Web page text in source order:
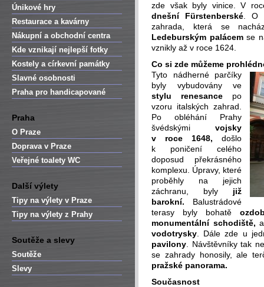
Únikové hry
Restaurace a kavárny
Nákupní a obchodní centra
Kde vznikají nejlepší fotky
Kostely a církevní památky
Slavné osobnosti
Praha pro handicapované
Praha
O Praze
Doprava v Praze
Veřejné toalety WC
Další výlety
Tipy na výlety v Praze
Tipy na výlety z Prahy
Soutěže a slevy
Soutěže
Slevy
zde však byly vinice. V
dnešní Fürstenberské . O
zahrada, která se
Ledeburským palácemse
vznikly až v roce 1624.
Co si zde můžeme
Tyto nádherné parčíky
byly vybudovány ve
stylu renesance po
vzoru italských zahrad.
Po obléhání Prahy
švédskými vojsky
v roce 1648, došlo
k poničení celého
doposud překrásného
komplexu. Úpravy, které
proběhly na jejich
záchranu, byly již
barokní. Balustrádové
terasy byly bohatě
monumentální schodiště,
vodotrysky . Dále zde u
pavilony . Návštěvníky tak
se zahrady honosily, ale
pražské panorama.
Současnost